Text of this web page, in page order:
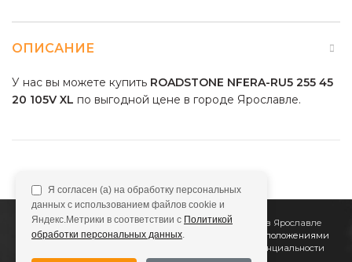
ОПИСАНИЕ
У нас вы можете купить ROADSTONE NFERA-RU5 255 45
20 105V XL по выгодной цене в городе Ярославле.
2011Все Колёса Интернет-магазин шин и дисков в Ярославле
Сайт не является публичной офертой, определяемой положениями
Политике конфиденциальности
Я согласен (а) на обработку персональных
данных с использованием файлов cookie и
Яндекс.Метрики в соответствии с Политикой
обработки персональных данных.